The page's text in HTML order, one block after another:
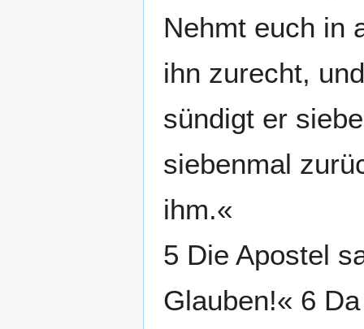
Nehmt euch in
ihn zurecht,
sündigt er
siebenmal
ihm.«
5 Die Apostel
Glauben!« 6